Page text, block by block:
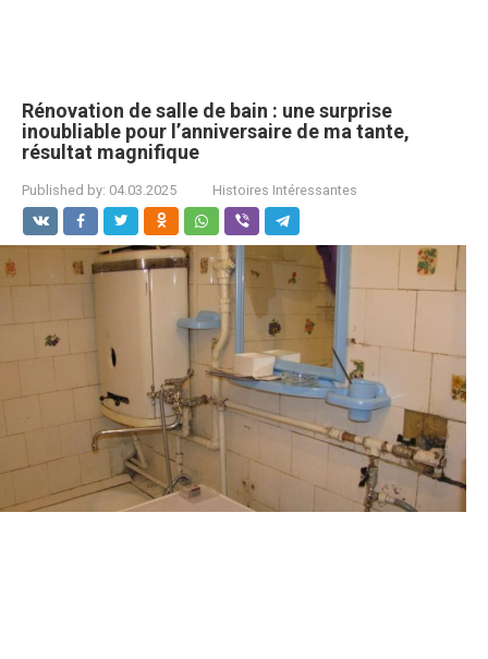
Rénovation de salle de bain : une surprise
inoubliable pour l’anniversaire de ma tante,
résultat magnifique
Published by: 04.03.2025 Histoires Intéressantes